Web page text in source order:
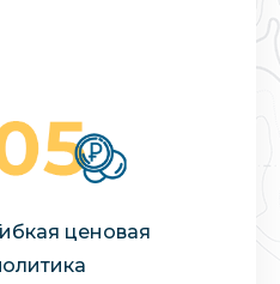
ценовая